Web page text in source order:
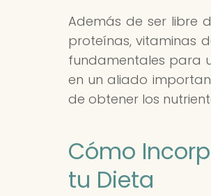
Además de ser libre
proteínas, vitaminas
fundamentales para
en un aliado
de obtener los
Cómo
tu Dieta